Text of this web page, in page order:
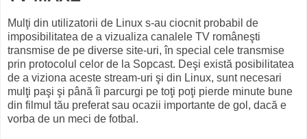
Mulţi din utilizatorii de Linux s-au ciocnit probabil de
imposibilitatea de a vizualiza canalele TV româneşti
transmise de pe diverse site-uri, în special cele transmise
prin protocolul celor de la Sopcast. Deşi există posibilitatea
de a viziona aceste stream-uri şi din Linux, sunt necesari
mulţi paşi şi până îi parcurgi pe toţi poţi pierde minute bune
din filmul tău preferat sau ocazii importante de gol, dacă e
vorba de un meci de fotbal.